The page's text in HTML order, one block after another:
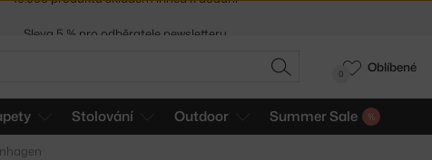
HLEDAT
Stolování Outdoor Summer Sale
0 Oblíbené